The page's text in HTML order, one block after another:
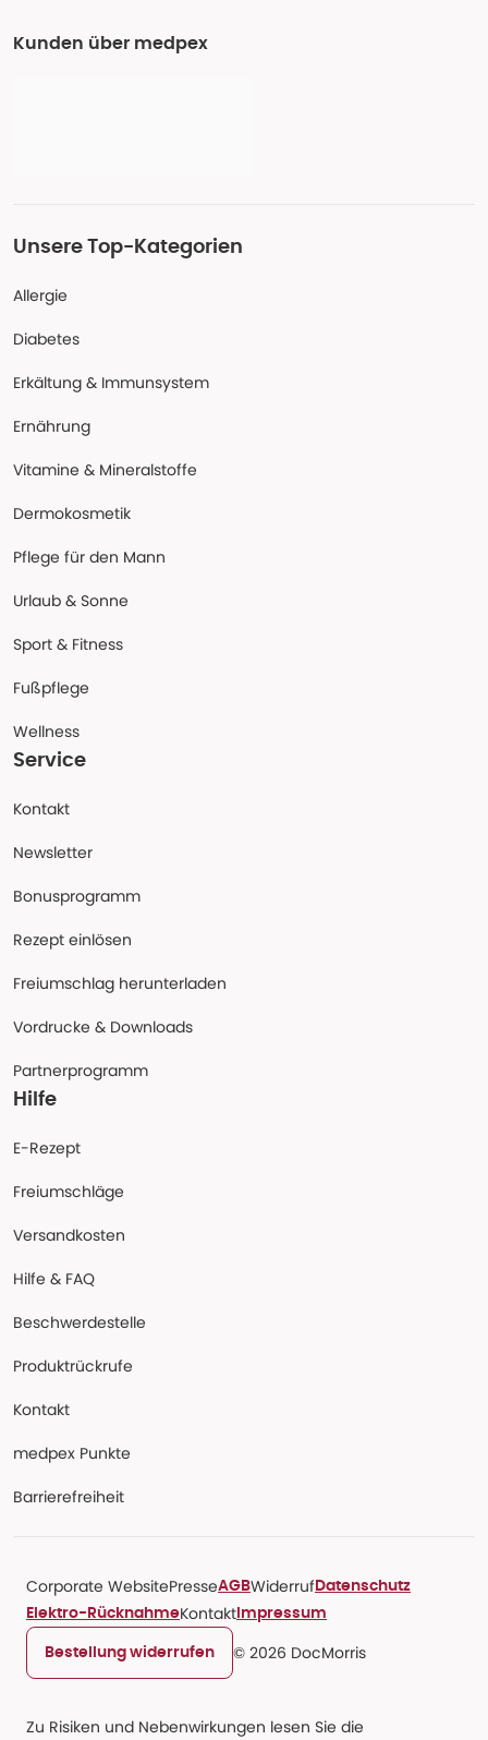
Kunden über medpex
Unsere Top-Kategorien
Allergie
Diabetes
Erkältung & Immunsystem
Ernährung
Vitamine & Mineralstoffe
Dermokosmetik
Pflege für den Mann
Urlaub & Sonne
Sport & Fitness
Fußpflege
Wellness
Service
Kontakt
Newsletter
Bonusprogramm
Rezept einlösen
Freiumschlag herunterladen
Vordrucke & Downloads
Partnerprogramm
Hilfe
E-Rezept
Freiumschläge
Versandkosten
Hilfe & FAQ
Beschwerdestelle
Produktrückrufe
Kontakt
medpex Punkte
Barrierefreiheit
Corporate WebsitePresseAGBWiderruf Datenschutz
Elektro-RücknahmeKontakt Impressum
Bestellung widerrufen © 2026 DocMorris
Zu Risiken und Nebenwirkungen lesen Sie die